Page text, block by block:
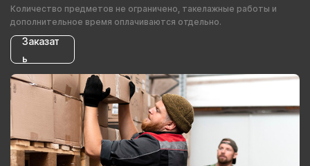
Количество предметов не ограничено, такелажные работы и
дополнительное время оплачиваются отдельно.
Заказат
ь